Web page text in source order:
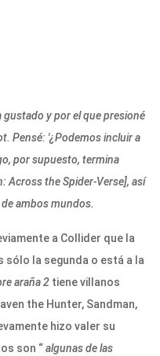
gustado y por el que presioné
Pensé: '¿Podemos incluir a
por supuesto, termina
Across the Spider-Verse], así
ambos mundos.
a Collider que la
sólo la segunda o está a la
araña 2 tiene villanos
the Hunter, Sandman,
hizo valer su
son “algunas de las